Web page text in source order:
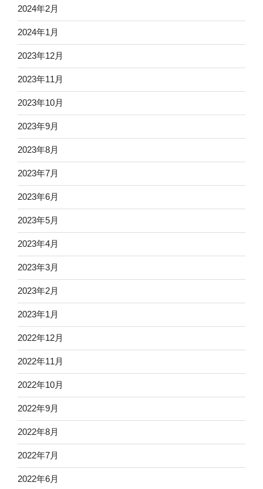
2024年2月
2024年1月
2023年12月
2023年11月
2023年10月
2023年9月
2023年8月
2023年7月
2023年6月
2023年5月
2023年4月
2023年3月
2023年2月
2023年1月
2022年12月
2022年11月
2022年10月
2022年9月
2022年8月
2022年7月
2022年6月